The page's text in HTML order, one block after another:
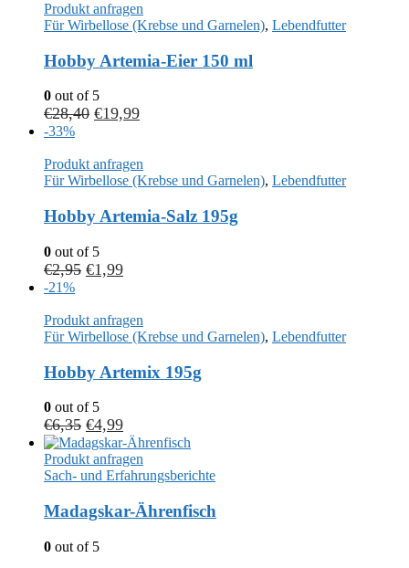
Produkt anfragen
Für Wirbellose (Krebse und Garnelen), Lebendfutter
Hobby Artemia-Eier 150 ml
0 out of 5
€28,40 €19,99
-33%
Produkt anfragen
Für Wirbellose (Krebse und Garnelen), Lebendfutter
Hobby Artemia-Salz 195g
0 out of 5
€2,95 €1,99
-21%
Produkt anfragen
Für Wirbellose (Krebse und Garnelen), Lebendfutter
Hobby Artemix 195g
0 out of 5
€6,35 €4,99
Produkt anfragen
Sach- und Erfahrungsberichte
Madagskar-Ährenfisch
0 out of 5